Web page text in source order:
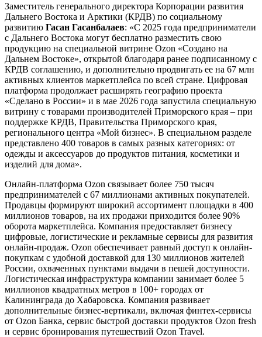
Заместитель генерального директора Корпорации развития
Дальнего Востока и Арктики (КРДВ) по социальному
развитию Гасан Гасанбалаев: «С 2025 года предприниматели
с Дальнего Востока могут бесплатно разместить свою
продукцию на специальной витрине Ozon «Создано на
Дальнем Востоке», открытой благодаря ранее подписанному с
КРДВ соглашению, и дополнительно продвигать ее на 67 млн
активных клиентов маркетплейса по всей стране. Цифровая
платформа продолжает расширять географию проекта
«Сделано в России» и в мае 2026 года запустила специальную
витрину с товарами производителей Приморского края – при
поддержке КРДВ, Правительства Приморского края,
регионального центра «Мой бизнес». В специальном разделе
представлено 400 товаров в самых разных категориях: от
одежды и аксессуаров до продуктов питания, косметики и
изделий для дома».
Онлайн-платформа Ozon связывает более 750 тысяч
предпринимателей с 67 миллионами активных покупателей.
Продавцы формируют широкий ассортимент площадки в 400
миллионов товаров, на их продажи приходится более 90%
оборота маркетплейса. Компания предоставляет бизнесу
цифровые, логистические и рекламные сервисы для развития
онлайн-продаж. Ozon обеспечивает равный доступ к онлайн-
покупкам с удобной доставкой для 130 миллионов жителей
России, охваченных пунктами выдачи в пешей доступности.
Логистическая инфраструктура компании занимает более 5
миллионов квадратных метров в 100+ городах от
Калининграда до Хабаровска. Компания развивает
дополнительные бизнес-вертикали, включая финтех-сервисы
от Ozon Банка, сервис быстрой доставки продуктов Ozon fresh
и сервис бронирования путешествий Ozon Travel.